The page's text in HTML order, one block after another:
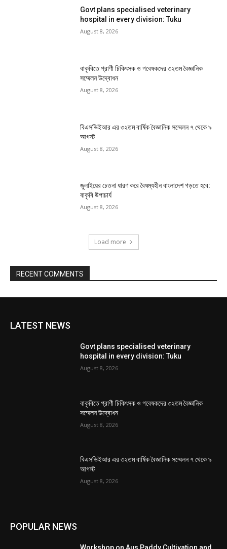
Govt plans specialised veterinary
hospital in every division: Tuku
August 8, 2026
বাকৃবিতে প্রাণী চিকিৎসক ও গবেষকদের ৩২তম বৈজ্ঞানিক
সম্মেলন উদ্বোধন
August 8, 2026
বিএসভিইআর এর ৩২তম বার্ষিক বৈজ্ঞানিক সম্মেলন ৭ থেকে ৯
আগস্ট
August 8, 2026
জুলাইয়ের চেতনা ধারণ করে বৈষম্যহীন বাংলাদেশ গড়তে হবে:
বাকৃবি উপাচার্য
August 8, 2026
Load more
RECENT COMMENTS
LATEST NEWS
Govt plans specialised veterinary
hospital in every division: Tuku
August 8, 2026
বাকৃবিতে প্রাণী চিকিৎসক ও গবেষকদের ৩২তম বৈজ্ঞানিক
সম্মেলন উদ্বোধন
August 8, 2026
বিএসভিইআর এর ৩২তম বার্ষিক বৈজ্ঞানিক সম্মেলন ৭ থেকে ৯
আগস্ট
August 8, 2026
POPULAR NEWS